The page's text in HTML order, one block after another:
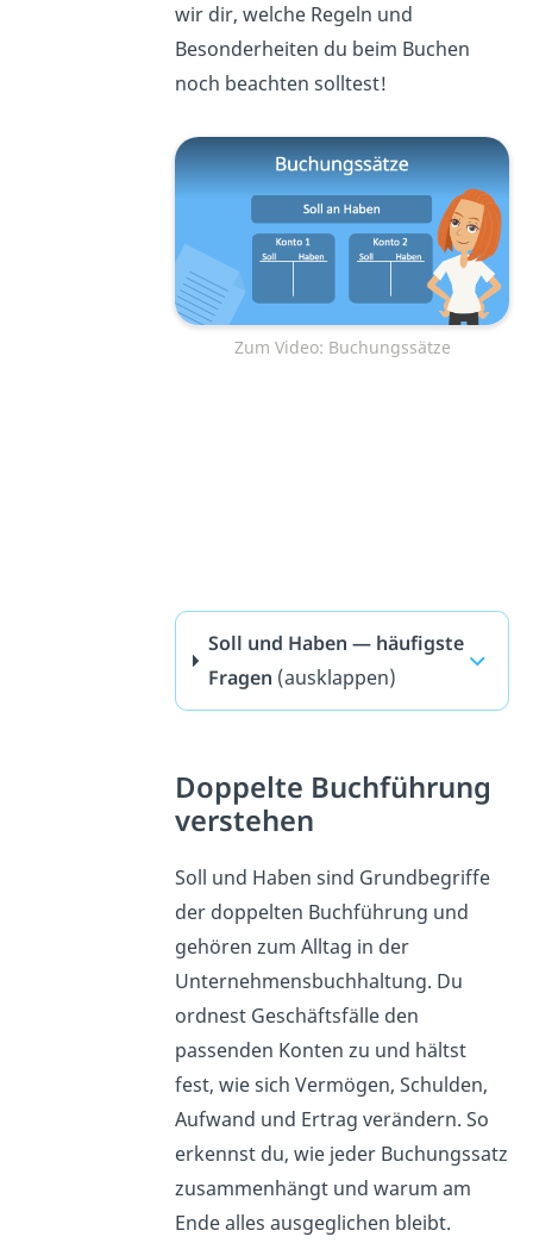
wir dir, welche Regeln und
Besonderheiten du beim Buchen
noch beachten solltest!
Zum Video: Buchungssätze
Soll und Haben — häufigste
Fragen (ausklappen)
Doppelte Buchführung
verstehen
Soll und Haben sind Grundbegriffe
der doppelten Buchführung und
gehören zum Alltag in der
Unternehmensbuchhaltung. Du
ordnest Geschäftsfälle den
passenden Konten zu und hältst
fest, wie sich Vermögen, Schulden,
Aufwand und Ertrag verändern. So
erkennst du, wie jeder Buchungssatz
zusammenhängt und warum am
Ende alles ausgeglichen bleibt.